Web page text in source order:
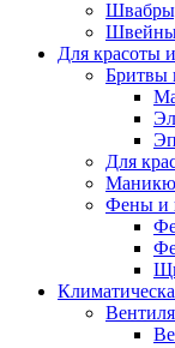
Для красоты
Бритвы
Для
Фены и